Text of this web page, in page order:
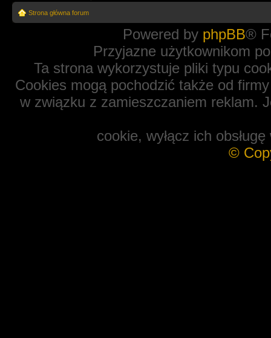
Strona główna forum
Powered by phpBB®
Przyjazne użytkownikom
Ta strona wykorzystuje pliki typu
Cookies mogą pochodzić także od
w związku z zamieszczaniem reklam.
cookie, wyłącz ich
©